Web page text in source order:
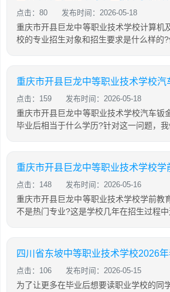
点击：80 发布时间：2026-05-18
重庆市开县巨龙中等职业技术学校计算机
校的专业招生对象和招生要求是什么样的
点击：159 发布时间：2026-05-18
重庆市开县巨龙中等职业技术学校汽车钣
毕业后相当于什么学历?针对这一问题，
点击：148 发布时间：2026-05-16
重庆市开县巨龙中等职业技术学校学前教
不是热门专业?这是学校几年在招生过程
四川省东坡中等职业技术学校2026
点击：106 发布时间：2026-05-15
为了让更多在毕业后想要读职业学校的同